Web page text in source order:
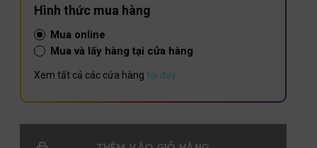
Hình thức mua hàng
Mua online
Mua và lấy hàng tại cửa hàng
Xem tất cả các cửa hàng tại đây